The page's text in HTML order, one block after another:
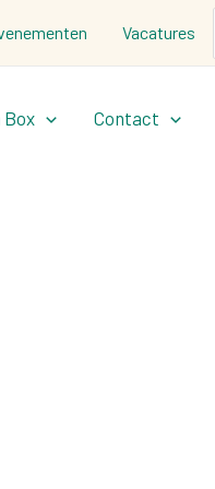
Vacatures
Box Contact